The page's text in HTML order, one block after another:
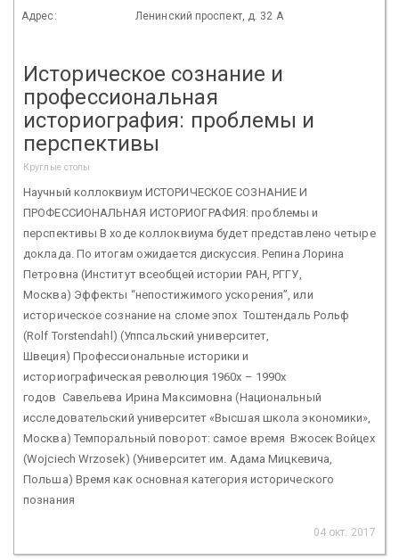
Адрес: Ленинский проспект, д. 32 А
Историческое сознание и
профессиональная
историография: проблемы и
перспективы
Круглые столы
Научный коллоквиум ИСТОРИЧЕСКОЕ СОЗНАНИЕ И
ПРОФЕССИОНАЛЬНАЯ ИСТОРИОГРАФИЯ: проблемы и
перспективы В ходе коллоквиума будет представлено четыре
доклада. По итогам ожидается дискуссия. Репина Лорина
Петровна (Институт всеобщей истории РАН, РГГУ,
Москва) Эффекты “непостижимого ускорения”, или
историческое сознание на сломе эпох Тоштендаль Рольф
(Rolf Torstendahl) (Уппсальский университет,
Швеция) Профессиональные историки и
историографическая революция 1960х – 1990х
годов Савельева Ирина Максимовна (Национальный
исследовательский университет «Высшая школа экономики»,
Москва) Темпоральный поворот: самое время Вжосек Войцех
(Wojciech Wrzosek) (Университет им. Адама Мицкевича,
Польша) Время как основная категория исторического
познания
04 окт. 2017